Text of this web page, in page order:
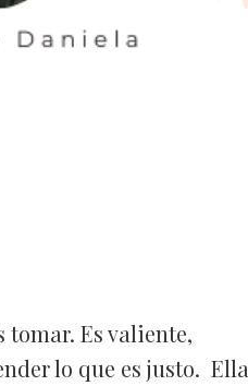
tomar. Es valiente,
lo que es justo. Ella